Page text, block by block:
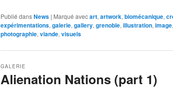
Publié dansNews | Marqué avecart, artwork, biomécanique,
expérimentations, galerie, gallery, grenoble, illustration, image,
photographie, viande, visuels
Alienation Nations (part 1)
GALERIE